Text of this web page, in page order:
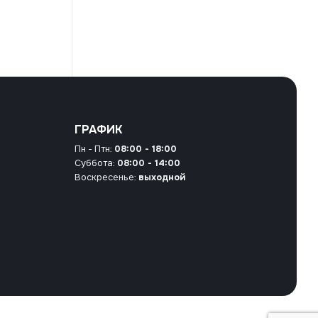
ГРАФИК
Пн - Птн: 08:00 - 18:00
Суббота: 08:00 - 14:00
Воскресенье: выходной